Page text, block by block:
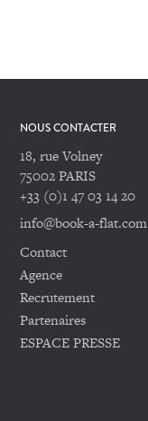
NOUS CONTACTER
18, rue Volney
75002 PARIS
+33 (0)1 47 03 14 20
info@book-a-flat.com
Contact
Agence
Recrutement
Partenaires
ESPACE PRESSE